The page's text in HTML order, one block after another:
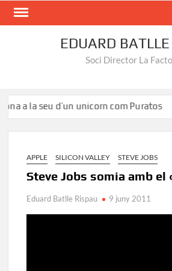
EDUARD BATLLE
Soci Director La
a la seu d’un unicorn com Puratos
APPLE SILICON VALLEY STEVE JOBS
Steve Jobs somia amb el
Eduard Batlle Rispau 9 juny 2011